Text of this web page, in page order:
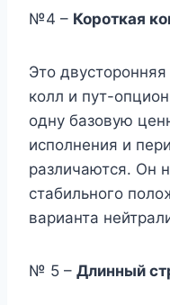
№4 – Короткая
Это
колл и пут-
одну базовую
исполнения и
различаются. Он
стабильного
варианта
№ 5 – Длинный